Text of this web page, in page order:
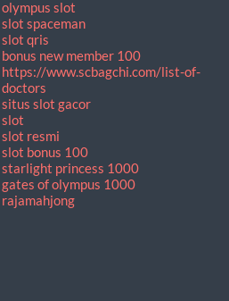
olympus slot
slot spaceman
slot qris
bonus new member 100
https://www.scbagchi.com/list-of-
doctors
situs slot gacor
slot
slot resmi
slot bonus 100
starlight princess 1000
gates of olympus 1000
rajamahjong